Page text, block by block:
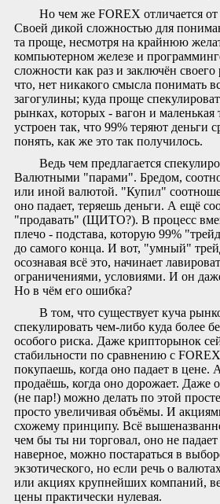
Но чем же FOREX отличается
Своей дикой сложностью для
та проще, несмотря на крайнюю
компьютерном железе и
сложности как раз и заключён
что, нет никакого смысла понимать
загогулины; куда проще
рынках, которых - вагон и маленькая
устроен так, что 99% теряют деньги
понять, как же это так получилось.
Ведь чем предлагается
Валютными "парами". Бредом,
или иной валютой. "Купил"
оно падает, теряешь деньги. А ещё
"продавать" (ЩИТО?). В процесс
плечо - подстава, которую 99%
до самого конца. И вот, "умный"
осознавая всё это, начинает
ограничениями, условиями. И он
Но в чём его ошибка?
В том, что существует куча
спекулировать чем-либо куда более
особого риска. Даже крипторынок
стабильности по сравнению с
покупаешь, когда оно падает в цене.
продаёшь, когда оно дорожает.
(не пар!) можно делать по этой
просто увеличивая объёмы. И
схожему принципу. Всё
чем бы ты ни торговал, оно не
наверное, можно постараться в
экзотического, но если речь о
или акциях крупнейших компаний,
цены практически нулевая.